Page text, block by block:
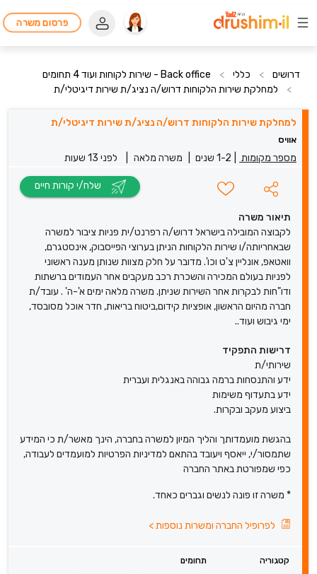
פרסום משרה
דרושים > כללי >
Back office - שירות לקוחות ועוד 4 תחומים
>
למחלקת שירות הלקוחות דרוש/ה נציג/ת שירות דיגיטלי/ת
למחלקת שירות הלקוחות דרוש/ה נציג/ת שירות דיגיטלי/ת
אוויס
מספר מקומות 1-2 שנים משרה מלאה לפני 13 שעות
תיאור משרה
לקבוצה המובילה בישראל דרוש/ה רפרנט/ית פניות ציבור למשרה
שבאחריותה/ו שירות הלקוחות הניתן בערוצי הפייסבוק, אינסטגרם,
וואטאפ, אונליין צ'ט וכו'. מדובר על חלק מצוות שנותן מענה ראשוני
לפניות בעולם המכירה והשכרת רכב מעקבים אחר העמודים ברשתות
ודו"חות לבקרות אחר השירות שניתן. משרה מלאה ימים א'-ה' . עובד/ת
חברה מהיום הראשון, אופציות קידום,ביטוח בריאות, חדר אוכל מסובסד,
ימי גיבוש ועוד..
דרישות התפקיד
שירותי/ת
ידע והתנסחות ברמה גבוהה באנגלית ועברית
ידע בתעדוף משימות
ביצוע מעקב ובקרות.
בהגשת מועמדותך והליך המיון למשרה בחברה, הינך מאשר/ת כי המידע
שתמסור/י, ייאסף ויעובד בהתאם למדיניות הפרטיות למועמדים לעבודה,
כפי שמפורטת באתר החברה
* משרה זו פונה לנשים וגברים כאחד.
לפרופיל החברה ומשרות נוספות>
קטגוריה
תחומים